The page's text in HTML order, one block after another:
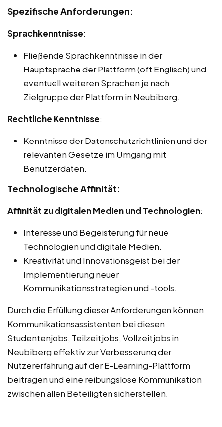
Spezifische Anforderungen:
Sprachkenntnisse:
Fließende Sprachkenntnisse in der
Hauptsprache der Plattform (oft Englisch) und
eventuell weiteren Sprachen je nach
Zielgruppe der Plattform in Neubiberg.
Rechtliche Kenntnisse:
Kenntnisse der Datenschutzrichtlinien und der
relevanten Gesetze im Umgang mit
Benutzerdaten.
Technologische Affinität:
Affinität zu digitalen Medien und Technologien:
Interesse und Begeisterung für neue
Technologien und digitale Medien.
Kreativität und Innovationsgeist bei der
Implementierung neuer
Kommunikationsstrategien und -tools.
Durch die Erfüllung dieser Anforderungen können
Kommunikationsassistenten bei diesen
Studentenjobs, Teilzeitjobs, Vollzeitjobs in
Neubiberg effektiv zur Verbesserung der
Nutzererfahrung auf der E-Learning-Plattform
beitragen und eine reibungslose Kommunikation
zwischen allen Beteiligten sicherstellen.